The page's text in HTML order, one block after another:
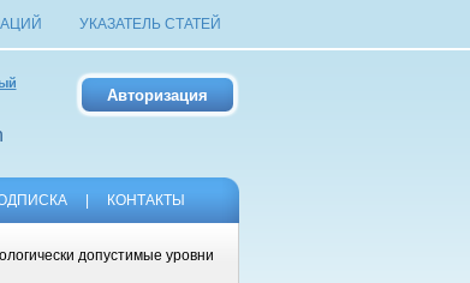
УКАЗАТЕЛЬ СТАТЕЙ
КОНТАКТЫ
допустимые уровни